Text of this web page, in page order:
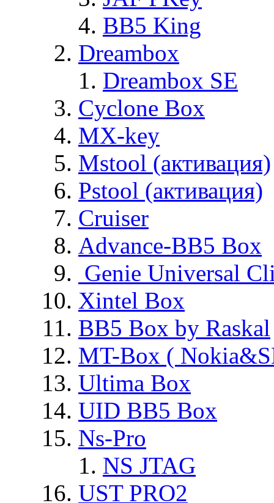
BB5 King
Dreambox
Dreambox SE
Cyclone Box
MX-key
Mstool (активация)
Pstool (активация)
Cruiser
Advance-BB5 Box
Genie Universal
Xintel Box
BB5 Box by Raskal
MT-Box (
Ultima Box
UID BB5 Box
Ns-Pro
NS JTAG
UST PRO2